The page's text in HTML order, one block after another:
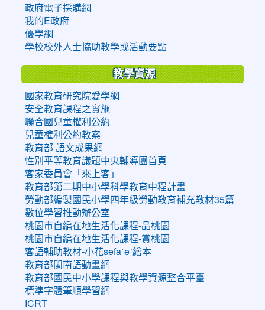
政府電子採購網
我的E政府
優學網
學校校外人士協助教學或活動要點
教學資源
國家教育研究院愛學網
安全教育課程之實施
聯合國兒童權利公約
兒童權利公約教案
教育部 語文成果網
性別平等教育議題中央輔導團首頁
客家委員會「來上客」
教育部第二期中小學科學教育中程計畫
勞動部編製國民小學四年級勞動教育補充教材35篇
數位學習推動辦公室
桃園市自編在地生活化課程-品桃園
桃園市自編在地生活化課程-賞桃園
客語輔助教材-小花sefaˊeˋ繪本
教育部閩南語動畫網
教育部國民中小學課程與教學資源整合平臺
標準字體筆順學習網
ICRT